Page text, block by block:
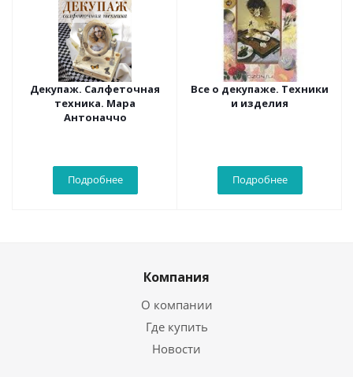
Декупаж. Салфеточная
техника. Мара
Антоначчо
Подробнее
Все о декупаже. Техники
и изделия
Подробнее
Компания
О компании
Где купить
Новости